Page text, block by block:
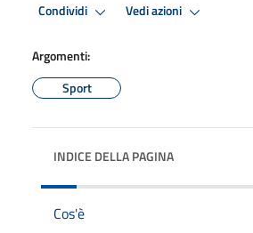
Condividi Vedi azioni
Argomenti:
Sport
INDICE DELLA PAGINA
Cos'è